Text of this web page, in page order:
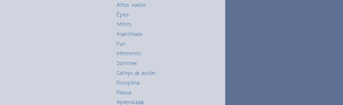
Altos vuelos
Épico
Mmm
Inanimado
Fun
Mmmmm
Summer
Campo de acción
Disciplina
Pausa
Aprendizaje